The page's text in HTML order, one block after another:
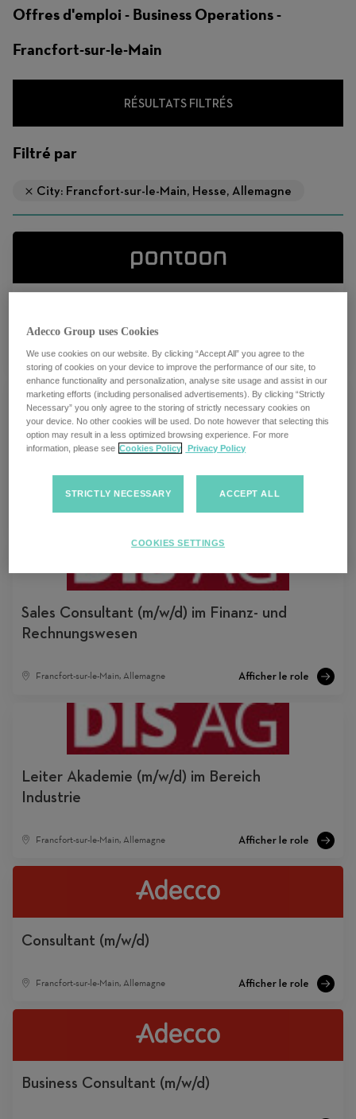
Offres d'emploi - Business Operations -
Francfort-sur-le-Main
RÉSULTATS FILTRÉS
Filtré par
City: Francfort-sur-le-Main, Hesse, Allemagne
Multiple locations
Teamlead (m/w/d) im Bereich Permanent
Francfort-sur-le-Main, Allemagne
Sales Consultant (m/w/d) im Finanz- und
Rechnungswesen
Francfort-sur-le-Main, Allemagne
Leiter Akademie (m/w/d) im Bereich
Industrie
Francfort-sur-le-Main, Allemagne
Consultant (m/w/d)
Francfort-sur-le-Main, Allemagne
Business Consultant (m/w/d)
Adecco Group uses Cookies
We use cookies on our website. By clicking “Accept All” you agree to the
storing of cookies on your device to improve the performance of our site, to
enhance functionality and personalization, analyse site usage and assist in our
marketing efforts (including personalised advertisements). By clicking “Strictly
Necessary” you only agree to the storing of strictly necessary cookies on
your device. No other cookies will be used. Do note however that selecting this
option may result in a less optimized browsing experience. For more
information, please see Cookies Policy Privacy Policy
STRICTLY NECESSARY ACCEPT ALL
COOKIES SETTINGS